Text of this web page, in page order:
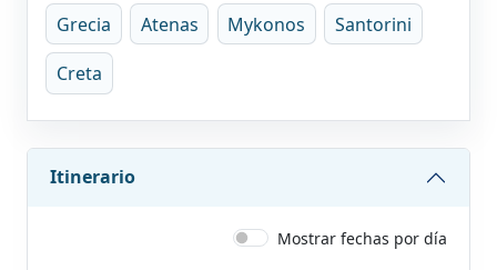
Grecia Atenas Mykonos Santorini
Creta
Itinerario
Mostrar fechas por día